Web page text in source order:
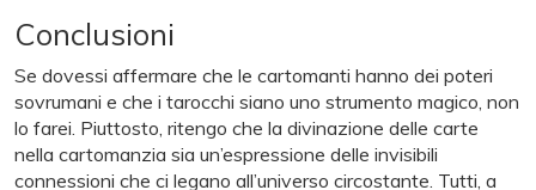
Conclusioni
Se dovessi affermare che le cartomanti hanno dei poteri
sovrumani e che i tarocchi siano uno strumento magico, non
lo farei. Piuttosto, ritengo che la divinazione delle carte
nella cartomanzia sia un’espressione delle invisibili
connessioni che ci legano all’universo circostante. Tutti, a